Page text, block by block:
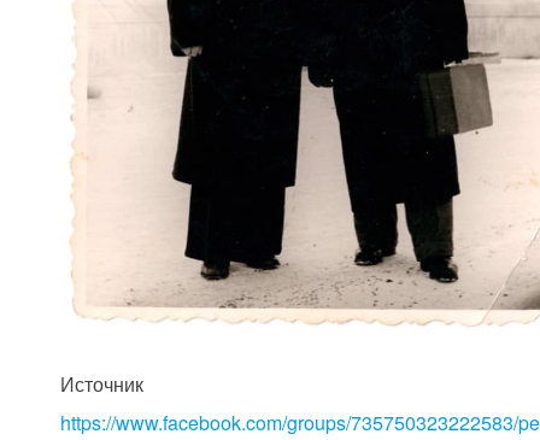
Источник
https://www.facebook.com/groups/735750323222583/